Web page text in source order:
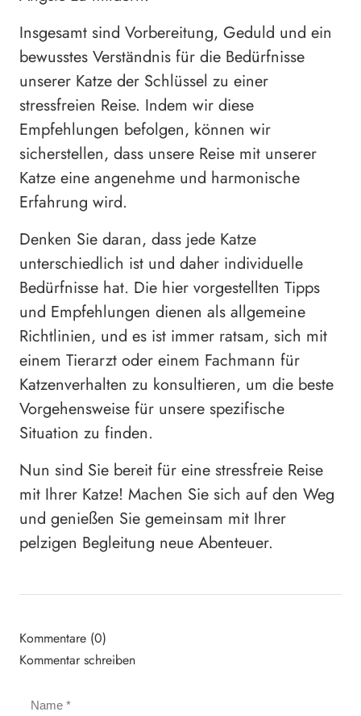
Insgesamt sind Vorbereitung, Geduld und ein
bewusstes Verständnis für die Bedürfnisse
unserer Katze der Schlüssel zu einer
stressfreien Reise. Indem wir diese
Empfehlungen befolgen, können wir
sicherstellen, dass unsere Reise mit unserer
Katze eine angenehme und harmonische
Erfahrung wird.
Denken Sie daran, dass jede Katze
unterschiedlich ist und daher individuelle
Bedürfnisse hat. Die hier vorgestellten Tipps
und Empfehlungen dienen als allgemeine
Richtlinien, und es ist immer ratsam, sich mit
einem Tierarzt oder einem Fachmann für
Katzenverhalten zu konsultieren, um die beste
Vorgehensweise für unsere spezifische
Situation zu finden.
Nun sind Sie bereit für eine stressfreie Reise
mit Ihrer Katze! Machen Sie sich auf den Weg
und genießen Sie gemeinsam mit Ihrer
pelzigen Begleitung neue Abenteuer.
Kommentare (0)
Kommentar schreiben